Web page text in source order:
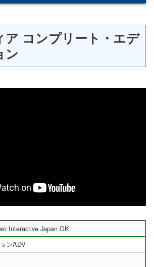
ア コンプリート・エデ
ン
Interactive Japan GK
ンADV